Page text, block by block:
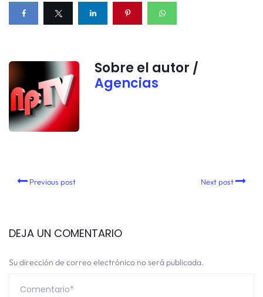
Sobre el autor /
Agencias
Previous post Next post
DEJA UN COMENTARIO
Su dirección de correo electrónico no será publicada.